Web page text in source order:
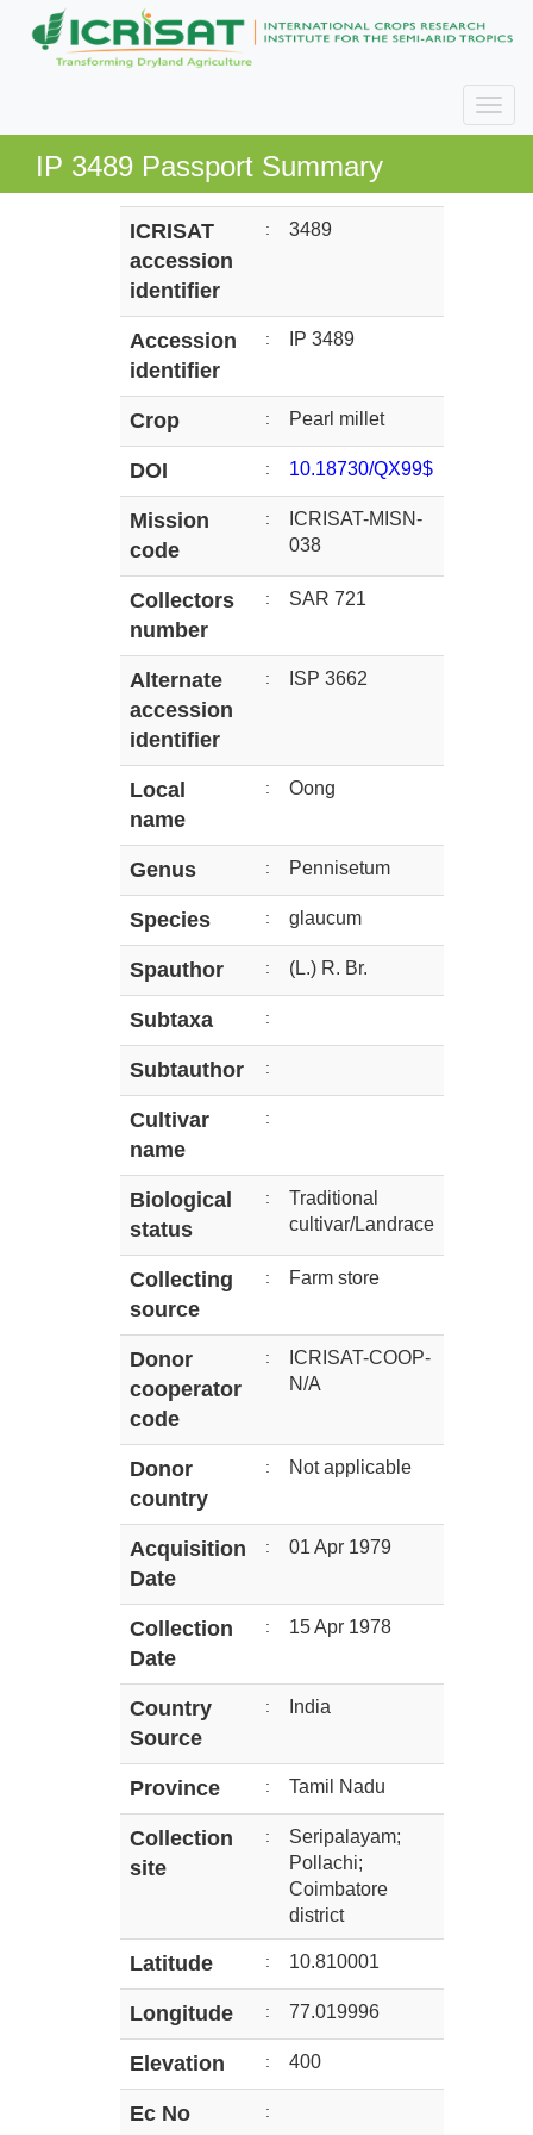
IP 3489 Passport Summary
ICRISAT
accession
identifier
: 3489
Accession
identifier
: IP 3489
Crop : Pearl millet
DOI : 10.18730/QX99$
Mission
code
:
ICRISAT-MISN-
038
Collectors
number
: SAR 721
Alternate
accession
identifier
: ISP 3662
Local
name
: Oong
Genus : Pennisetum
Species : glaucum
Spauthor : (L.) R. Br.
Subtaxa :
Subtauthor :
Cultivar
name
:
Biological
status
:
Traditional
cultivar/Landrace
Collecting
source
: Farm store
Donor
cooperator
code
:
ICRISAT-COOP-
N/A
Donor
country
: Not applicable
Acquisition
Date
: 01 Apr 1979
Collection
Date
: 15 Apr 1978
Country
Source
: India
Province : Tamil Nadu
Collection
site
:
Seripalayam;
Pollachi;
Coimbatore
district
Latitude : 10.810001
Longitude : 77.019996
Elevation : 400
Ec No :